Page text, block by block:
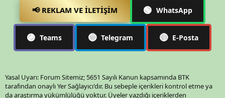
📢 REKLAM VE İLETIŞIM 🟢 WhatsApp
🟣 Teams 🔵 Telegram 🔴 E-Posta
Yasal Uyarı: Forum Sitemiz; 5651 Sayılı Kanun kapsamında BTK
tarafından onaylı Yer Sağlayıcı'dır. Bu sebeple içerikleri kontrol etme ya
da araştırma yükümlülüğü yoktur. Üyeler yazdığı içeriklerden